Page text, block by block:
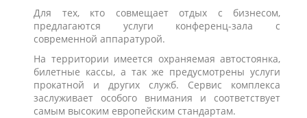
Для тех, кто совмещает отдых с бизнесом,
предлагаются услуги конференц-зала с
современной аппаратурой.
На территории имеется охраняемая автостоянка,
билетные кассы, а так же предусмотрены услуги
прокатной и других служб. Сервис комплекса
заслуживает особого внимания и соответствует
самым высоким европейским стандартам.